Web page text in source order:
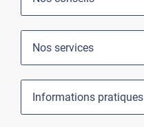
Nos services
Informations pratiques